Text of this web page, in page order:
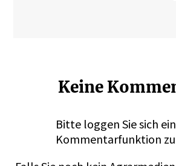
Keine
Bitte loggen Sie sich
Kommentarfunktion